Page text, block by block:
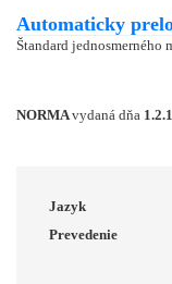
Automaticky
Štandard jednosmerného
NORMAvydaná dňa
Jazyk
Prevedenie